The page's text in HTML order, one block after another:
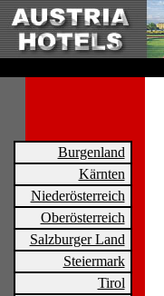
Burgenland
Kärnten
Niederösterreich
Oberösterreich
Salzburger Land
Steiermark
Tirol